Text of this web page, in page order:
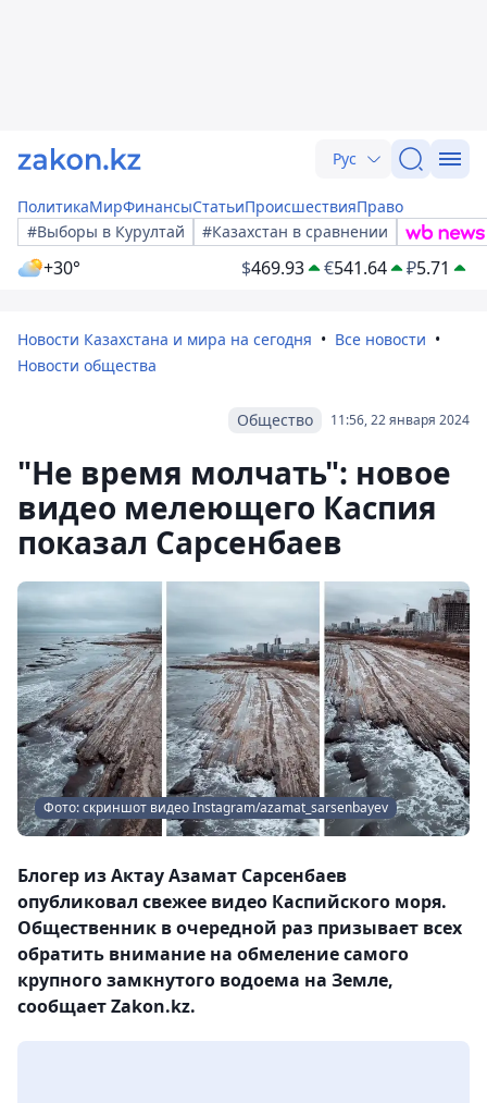
Рус
ПолитикаМирФинансыСтатьиПроисшествияПраво
#Выборы в Курултай
#Казахстан в сравнении
+30° $469.93 €541.64 ₽5.71
Новости Казахстана и мира на сегодня
Все новости
Новости общества
11:56, 22 января 2024
Общество
"Не время молчать": новое
видео мелеющего Каспия
показал Сарсенбаев
Фото: скриншот видео Instagram/azamat_sarsenbayev
Блогер из Актау Азамат Сарсенбаев
опубликовал свежее видео Каспийского моря.
Общественник в очередной раз призывает всех
обратить внимание на обмеление самого
крупного замкнутого водоема на Земле,
сообщает Zakon.kz.